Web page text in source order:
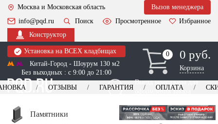
Москва и Московская область
Вызов менеджера
info@pqd.ru
Поиск Просмотренное
Избранное
Конструктор
Установка на ВСЕХ кладбищах
Китай-Город - Шоурум 130 м2
Без выходных : с 9:00 до 21:00
0
0 0 руб.
Корзина
Выезд менеджера для
оформления заказа
+7 (495) 518-44-23
ОТЗЫВЫ ГАРАНТИЯ ОПЛАТА
Памятники